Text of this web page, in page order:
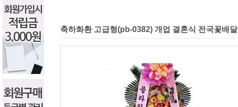
축하화환 고급형(pb-0382) 개업 결혼식 전국꽃배달